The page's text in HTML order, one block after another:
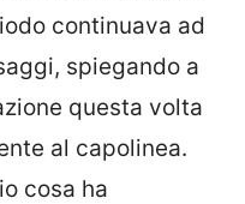
continuava ad
spiegando a
questa volta
al capolinea.
cosa ha